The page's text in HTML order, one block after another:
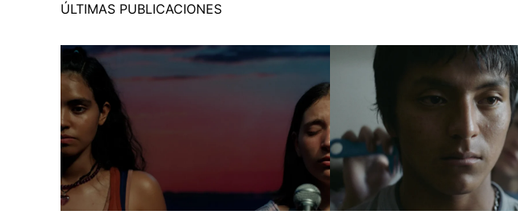
ÚLTIMAS PUBLICACIONES